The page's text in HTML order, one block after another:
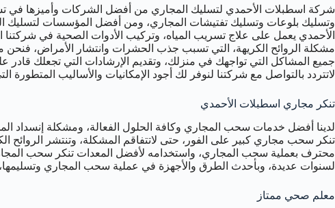
شركة اسطبلات الأحمدي لتسليك المجاري من أفضل الشركات وأميزها
وتسليك بلوعات وتسليك تفتيشات المجاري، ومن أفضل المؤسسات
الأحمدي يعمل على علاج تسريب المياه، وتركيب الأدوات الصحية في
مشكلة الروائح الكريهة، التي تسبب جذب الحشرات وانتشار الأمراض،
جميع المشاكل التي تواجهك في منزلك، وتقديم الإرشادات التي تجعلك قادر
لاتتردد بالتواصل مع شركتنا لنوفر لك أجود الإمكانيات والأساليب
تنكر مجاري اسطبلات الأحمدي
لدينا أفضل خدمات سحب المجاري وكافة الحلول الفعالة، ومشكلة إنسداد
تنكر سحب مجاري كبير على الفور، حتى لاتتفاقم المشكلة، وتنتشر
محترف بعملية سحب المجاري، واستخدامه لأفضل المعدات تنكر سحب
لسنوات عديدة، وبأحدث الطرق والأجهزة في عملية سحب المجاري وتسليمها،
معلم صحي ممتاز